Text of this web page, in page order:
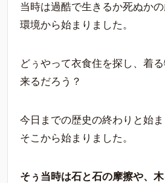
当時は過酷で生きるか死ぬか
環境から始まりました。
どぅやって衣食住を探し、着
来るだろう？
今日までの歴史の終わりと始
そこから始まりました。
そぅ当時は石と石の摩擦や、